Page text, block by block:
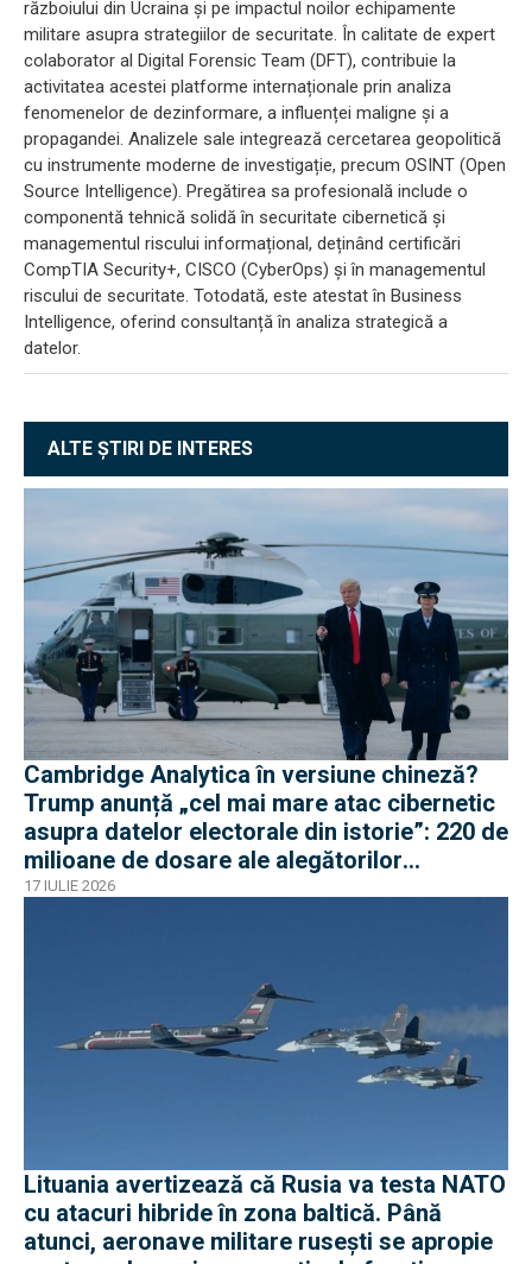
războiului din Ucraina și pe impactul noilor echipamente
militare asupra strategiilor de securitate. În calitate de expert
colaborator al Digital Forensic Team (DFT), contribuie la
activitatea acestei platforme internaționale prin analiza
fenomenelor de dezinformare, a influenței maligne și a
propagandei. Analizele sale integrează cercetarea geopolitică
cu instrumente moderne de investigație, precum OSINT (Open
Source Intelligence). Pregătirea sa profesională include o
componentă tehnică solidă în securitate cibernetică și
managementul riscului informațional, deținând certificări
CompTIA Security+, CISCO (CyberOps) și în managementul
riscului de securitate. Totodată, este atestat în Business
Intelligence, oferind consultanță în analiza strategică a
datelor.
ALTE ȘTIRI DE INTERES
Cambridge Analytica în versiune chineză?
Trump anunță „cel mai mare atac cibernetic
asupra datelor electorale din istorie”: 220 de
milioane de dosare ale alegătorilor
americani
17 IULIE 2026
Lituania avertizează că Rusia va testa NATO
cu atacuri hibride în zona baltică. Până
atunci, aeronave militare rusești se apropie